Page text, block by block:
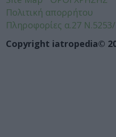
Πολιτική απορρήτου
Πληροφορίες α.27
Copyright iatropedia©